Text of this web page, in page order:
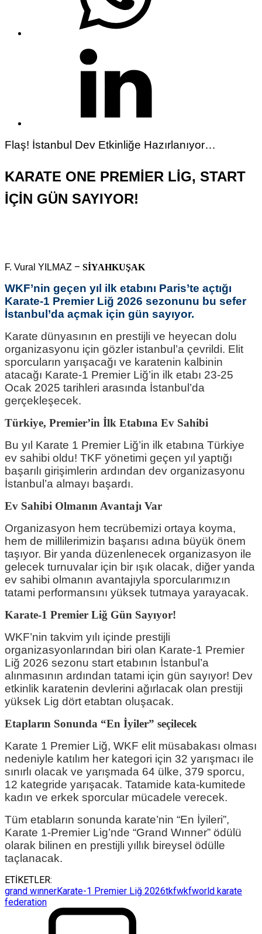
Flaş! İstanbul Dev Etkinliğe Hazırlanıyor…
KARATE ONE PREMİER LİG, START
İÇİN GÜN SAYIYOR!
F. Vural YILMAZ – SİYAHKUŞAK
WKF’nin geçen yıl ilk etabını Paris’te açtığı
Karate-1 Premier Liğ 2026 sezonunu bu sefer
İstanbul’da açmak için gün sayıyor.
Karate dünyasının en prestijli ve heyecan dolu
organizasyonu için gözler istanbul’a çevrildi. Elit
sporcuların yarışacağı ve karatenin kalbinin
atacağı Karate-1 Premier Liğ’in ilk etabı 23-25
Ocak 2025 tarihleri arasında İstanbul’da
gerçekleşecek.
Türkiye, Premier’in İlk Etabına Ev Sahibi
Bu yıl Karate 1 Premier Liğ’in ilk etabına Türkiye
ev sahibi oldu! TKF yönetimi geçen yıl yaptığı
başarılı girişimlerin ardından dev organizasyonu
İstanbul’a almayı başardı.
Ev Sahibi Olmanın Avantajı Var
Organizasyon hem tecrübemizi ortaya koyma,
hem de millilerimizin başarısı adına büyük önem
taşıyor. Bir yanda düzenlenecek organizasyon ile
gelecek turnuvalar için bir ışık olacak, diğer yanda
ev sahibi olmanın avantajıyla sporcularımızın
tatami performansını yüksek tutmaya yarayacak.
Karate-1 Premier Liğ Gün Sayıyor!
WKF’nin takvim yılı içinde prestijli
organizasyonlarından biri olan Karate-1 Premier
Liğ 2026 sezonu start etabının İstanbul’a
alınmasının ardından tatami için gün sayıyor! Dev
etkinlik karatenin devlerini ağırlacak olan prestiji
yüksek Lig dört etabtan oluşacak.
Etapların Sonunda “En İyiler” seçilecek
Karate 1 Premier Liğ, WKF elit müsabakası olması
nedeniyle katılım her kategori için 32 yarışmacı ile
sınırlı olacak ve yarışmada 64 ülke, 379 sporcu,
12 kategride yarışacak. Tatamide kata-kumitede
kadın ve erkek sporcular mücadele verecek.
Tüm etabların sonunda karate’nin “En İyileri”,
Karate 1-Premier Lig’nde “Grand Wınner” ödülü
olarak bilinen en prestijli yıllık bireysel ödülle
taçlanacak.
ETİKETLER:
grand wınnerKarate-1 Premier Liğ 2026tkfwkfworld karate
federation